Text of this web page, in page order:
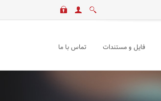
فایل و مستندات تماس با ما